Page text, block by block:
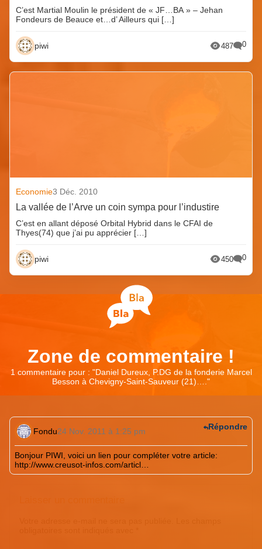
C’est Martial Moulin le président de « JF…BA » – Jehan
Fondeurs de Beauce et…d’ Ailleurs qui […]
piwi 487 0
Economie3 Déc. 2010
La vallée de l’Arve un coin sympa pour l’industire
C’est en allant déposé Orbital Hybrid dans le CFAI de
Thyes(74) que j’ai pu apprécier […]
piwi 450 0
Zone de commentaire !
1 commentaire pour : "Daniel Dureux, P.DG de la fonderie Marcel
Besson à Chevigny-Saint-Sauveur (21)…."
Fondu24 Nov. 2011 à 1:25 pm
Bonjour PIWI, voici un lien pour compléter votre article:
http://www.creusot-infos.com/articl
Répondre